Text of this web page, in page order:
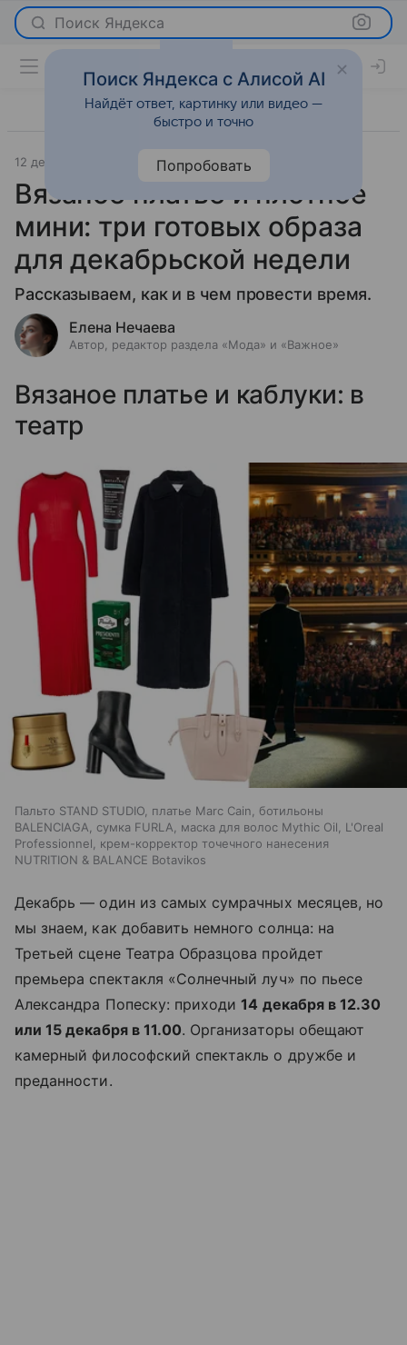
Поиск Яндекса
12 декабря 2019
Вязаное платье и плотное
мини: три готовых образа
для декабрьской недели
Рассказываем, как и в чем провести время.
Елена Нечаева
Автор, редактор раздела «Мода» и «Важное»
Вязаное платье и каблуки: в
театр
Пальто STAND STUDIO, платье Marc Cain, ботильоны
BALENCIAGA, сумка FURLA, маска для волос Mythic Oil, L'Oreal
Professionnel, крем-корректор точечного нанесения
NUTRITION & BALANCE Botavikos
Декабрь — один из самых сумрачных месяцев, но
мы знаем, как добавить немного солнца: на
Третьей сцене Театра Образцова пройдет
премьера спектакля «Солнечный луч» по пьесе
Александра Попеску: приходи14 декабря в 12.30
или 15 декабря в 11.00. Организаторы обещают
камерный философский спектакль о дружбе и
преданности.
Поиск Яндекса с Алисой AI
Найдёт ответ, картинку или видео —
быстро и точно
Попробовать